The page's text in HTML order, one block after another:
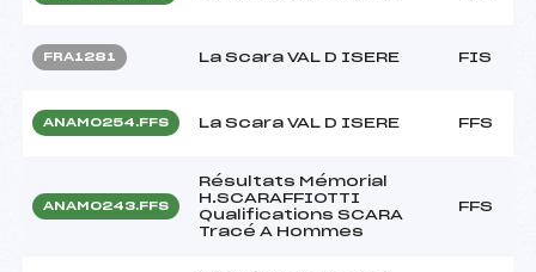
FRA1281 La Scara VAL D ISERE FIS
ANAM0254.FFS La Scara VAL D ISERE FFS
ANAM0243.FFS
Résultats Mémorial
H.SCARAFFIOTTI
Qualifications SCARA
Tracé A Hommes
FFS